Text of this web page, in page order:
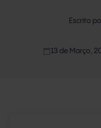
Escrito
13 de Março,